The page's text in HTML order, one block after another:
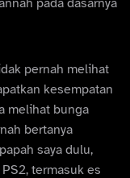
pada dasarnya
pernah melihat
kesempatan
melihat bunga
bertanya
saya dulu,
termasuk es